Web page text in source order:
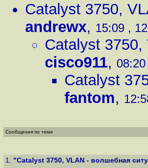
Catalyst 3750,
andrewx, 15:09 ,
Catalyst
cisco911,
Catalyst
fantom,
Сообщения по теме
1. "Catalyst 3750, VLAN - волшебная